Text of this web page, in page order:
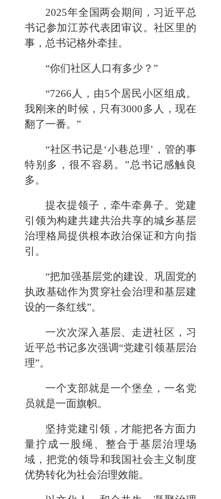
2025年全国两会期间，习近平总
书记参加江苏代表团审议。社区里的
事，总书记格外牵挂。
“你们社区人口有多少？”
“7266人，由5个居民小区组成。
我刚来的时候，只有3000多人，现在
翻了一番。”
“社区书记是‘小巷总理’，管的事
特别多，很不容易。”总书记感触良
多。
提衣提领子，牵牛牵鼻子。党建
引领为构建共建共治共享的城乡基层
治理格局提供根本政治保证和方向指
引。
“把加强基层党的建设、巩固党的
执政基础作为贯穿社会治理和基层建
设的一条红线”。
一次次深入基层、走进社区，习
近平总书记多次强调“党建引领基层治
理”。
一个支部就是一个堡垒，一名党
员就是一面旗帜。
坚持党建引领，才能把各方面力
量拧成一股绳、整合于基层治理场
域，把党的领导和我国社会主义制度
优势转化为社会治理效能。